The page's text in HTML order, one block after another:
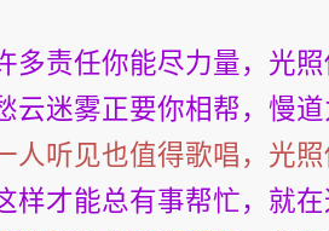
多责任你能尽力量，光
云迷雾正要你相帮，慢
人听见也值得歌唱，光
样才能总有事帮忙，就